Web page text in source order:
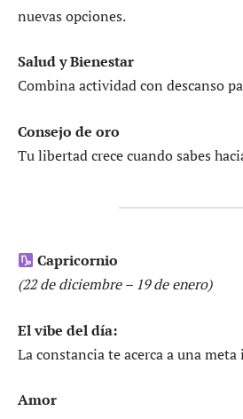
nuevas opciones.
Salud y Bienestar
Combina actividad con descanso
Consejo de oro
Tu libertad crece cuando sabes
Capricornio
(22 de diciembre – 19 de enero)
El vibe del día:
La constancia te acerca a una
Amor